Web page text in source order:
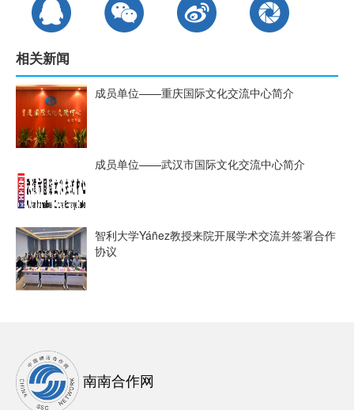
相关新闻
成员单位——重庆国际文化交流中心简介
成员单位——武汉市国际文化交流中心简介
智利大学Yáñez教授来院开展学术交流并签署合作
协议
南南合作网